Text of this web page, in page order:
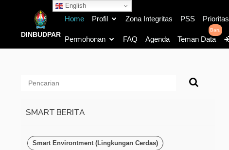
English
DINBUDPAR
Home Profil Zona Integritas PSS Prioritas
Permohonan FAQ Agenda Teman Data
Baru
SMART BERITA
Smart Environtment (Lingkungan Cerdas)